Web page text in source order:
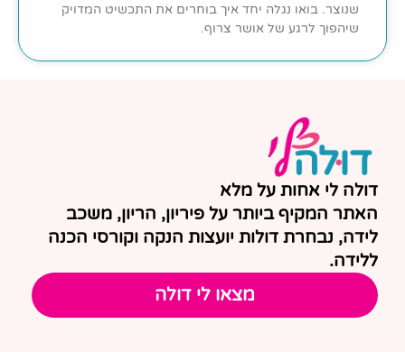
שנוצר. בואו נגלה יחד איך בוחרים את התכשיט המדויק
שיהפוך לרגע של אושר צרוף.
דולה לי אחות על מלא
האתר המקיף ביותר על פיריון, הריון, משכב
לידה, נבחרת דולות יועצות הנקה וקורסי הכנה
ללידה.
מצאו לי דולה